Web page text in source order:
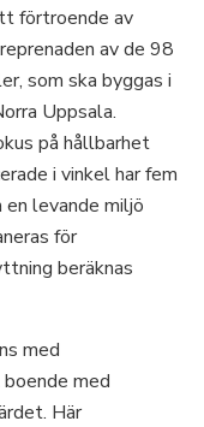
förtroende av
av de 98
som ska byggas i
Uppsala.
på hållbarhet
i vinkel har fem
levande miljö
för
beräknas
med
med
Här